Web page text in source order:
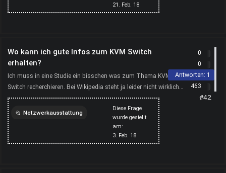
21. Feb. 18
mouse peripheriegerät
Wo kann ich gute Infos zum KVM Switch
erhalten?
Ich muss in eine Studie ein bisschen was zum Thema KVM
Switch recherchieren. Bei Wikipedia steht ja leider nicht wirklich
viel. Kennt jemand die eine oder andere Seite, a...
Diese Frage
wurde gestellt
am:
3. Feb. 18
Netzwerkausstattung
0
0
Antworten: 1
463
#42